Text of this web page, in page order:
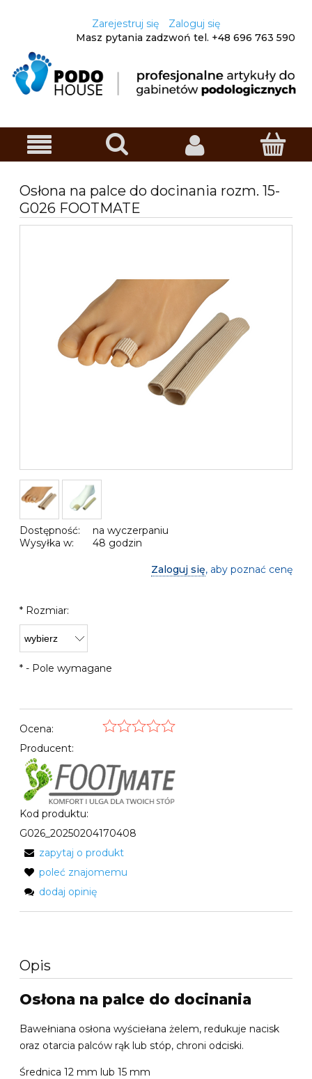
Zarejestruj się
Zaloguj się
Masz pytania zadzwoń tel. +48 696 763 590
Osłona na palce do docinania rozm. 15-
G026 FOOTMATE
Dostępność:
na wyczerpaniu
Wysyłka w:
48 godzin
Zaloguj się, aby poznać cenę
* Rozmiar:
* - Pole wymagane
Ocena:
Producent:
Kod produktu:
G026_20250204170408
zapytaj o produkt
poleć znajomemu
dodaj opinię
Opis
Osłona na palce do docinania
Bawełniana osłona wyściełana żelem, redukuje nacisk
oraz otarcia palców rąk lub stóp, chroni odciski.
Średnica 12 mm lub 15 mm